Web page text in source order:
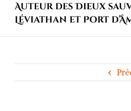
Auteur des Dieux
Léviathan et Port